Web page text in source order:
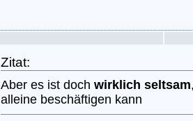
Zitat:
Aber es ist doch wirklich seltsam
alleine beschäftigen kann